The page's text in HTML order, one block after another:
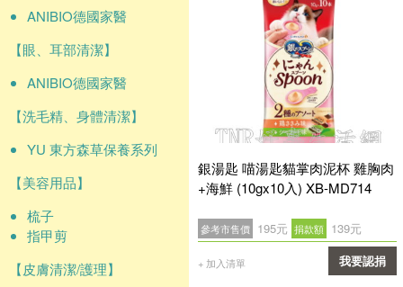
ANIBIO德國家醫
【眼、耳部清潔】
ANIBIO德國家醫
【洗毛精、身體清潔】
YU 東方森草保養系列
【美容用品】
梳子
指甲剪
【皮膚清潔/護理】
銀湯匙 喵湯匙貓掌肉泥杯 雞胸肉
+海鮮 (10gx10入) XB-MD714
參考市售價 195元 捐款額 139元
+ 加入清單 我要認捐